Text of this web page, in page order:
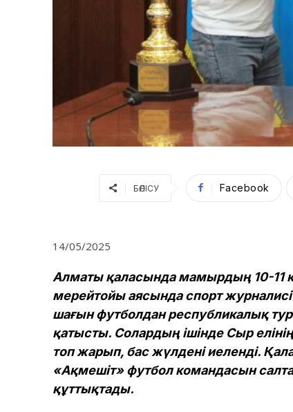
БӨЛІСУ Facebook
14/05/2025
Алматы қаласында мамырдың 10-11
мерейтойы аясында спорт журналисі
шағын футболдан республикалық
қатысты. Солардың ішінде Сыр
топ жарып, бас жүлдені иеленді.
«Ақмешіт» футбол командасын
құттықтады.